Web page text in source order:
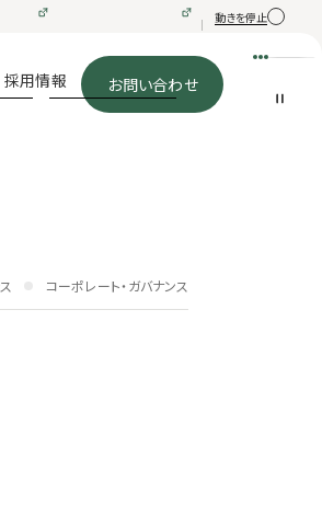
動きを停止
採用情報 お問い合わせ
コーポレート・ガバナンス